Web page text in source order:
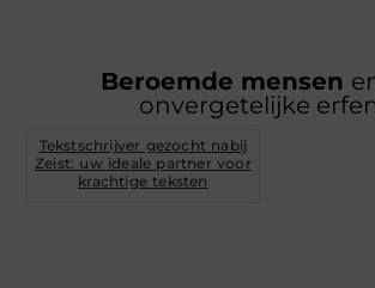
Beroemde mensen
onvergetelijke
Tekstschrijver gezocht nabij
Zeist: uw ideale partner voor
krachtige teksten